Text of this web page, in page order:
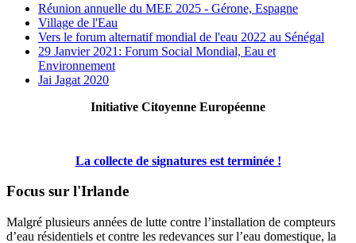
Réunion annuelle du MEE 2025 - Gérone, Espagne
Village de l'Eau
Vers le forum alternatif mondial de l'eau 2022 au Sénégal
29 Janvier 2021: Forum Social Mondial, Eau et
Environnement
Jai Jagat 2020
Initiative Citoyenne Européenne
La collecte de signatures est terminée !
Focus sur l'Irlande
Malgré plusieurs années de lutte contre l’installation de compteurs
d’eau résidentiels et contre les redevances sur l’eau domestique, la